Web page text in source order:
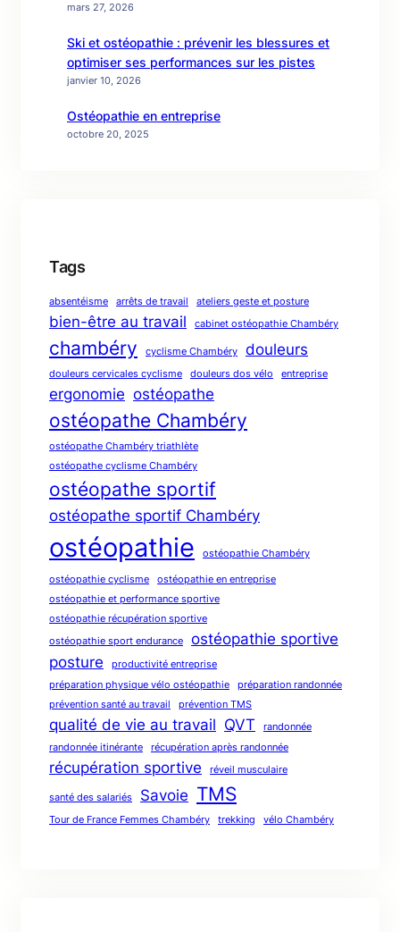
mars 27, 2026
Ski et ostéopathie : prévenir les blessures et
optimiser ses performances sur les pistes
janvier 10, 2026
Ostéopathie en entreprise
octobre 20, 2025
Tags
absentéisme arrêts de travail ateliers geste et posture
bien-être au travail cabinet ostéopathie Chambéry
chambéry cyclisme Chambéry douleurs
douleurs cervicales cyclisme douleurs dos vélo entreprise
ergonomie ostéopathe
ostéopathe Chambéry
ostéopathe Chambéry triathlète
ostéopathe cyclisme Chambéry
ostéopathe sportif
ostéopathe sportif Chambéry
ostéopathie ostéopathie Chambéry
ostéopathie cyclisme
ostéopathie en entreprise
ostéopathie et performance sportive
ostéopathie récupération sportive
ostéopathie sport endurance
ostéopathie sportive
posture
productivité entreprise
préparation physique vélo ostéopathie
préparation randonnée
prévention santé au travail
prévention TMS
qualité de vie au travail QVT
randonnée
randonnée itinérante
récupération après randonnée
récupération sportive réveil musculaire
santé des salariés Savoie TMS
Tour de France Femmes Chambéry trekking vélo Chambéry